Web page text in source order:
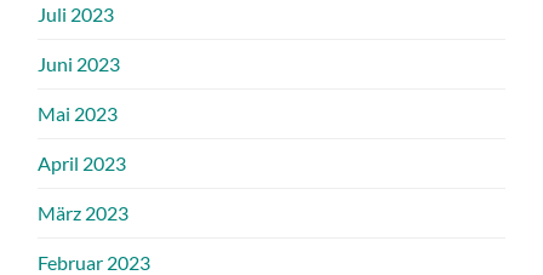
Juli 2023
Juni 2023
Mai 2023
April 2023
März 2023
Februar 2023